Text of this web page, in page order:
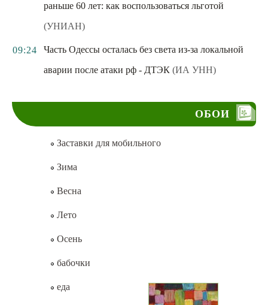
раньше 60 лет: как воспользоваться льготой
(УНИАН)
09:24
Часть Одессы осталась без света из-за локальной
аварии после атаки рф - ДТЭК (ИА УНН)
ОБОИ
Заставки для мобильного
Зима
Весна
Лето
Осень
бабочки
еда